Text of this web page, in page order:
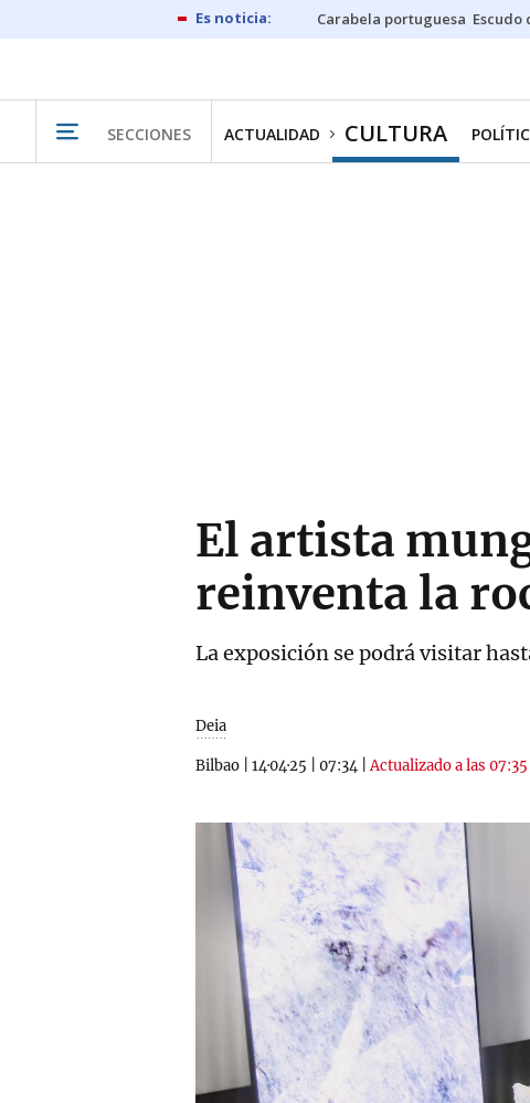
Carabela portuguesa Escudo
SECCIONES ACTUALIDAD CULTURA
El artista
reinventa la
La exposición se podrá visitar
Deia
Bilbao 14·04·25 07:34 |Actualizado a las 07:35